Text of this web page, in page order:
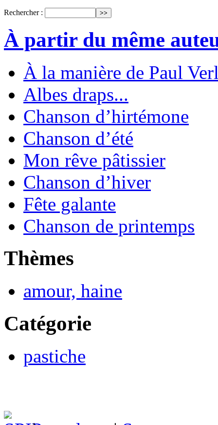
Rechercher :
À partir du même
À la manière de Paul
Albes draps...
Chanson d’hirtémone
Chanson d’été
Mon rêve pâtissier
Chanson d’hiver
Fête galante
Chanson de printemps
Thèmes
amour, haine
Catégorie
pastiche